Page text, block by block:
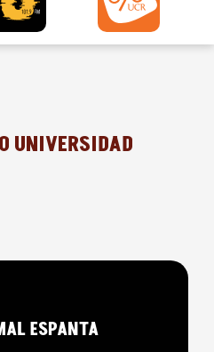
UNIVERSIDAD
ESPANTA